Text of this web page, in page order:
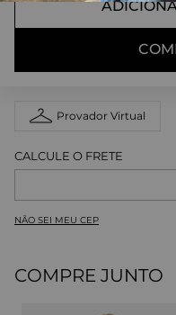
Provador Virtual
NÃO SEI MEU CEP
COMPRE JUNTO